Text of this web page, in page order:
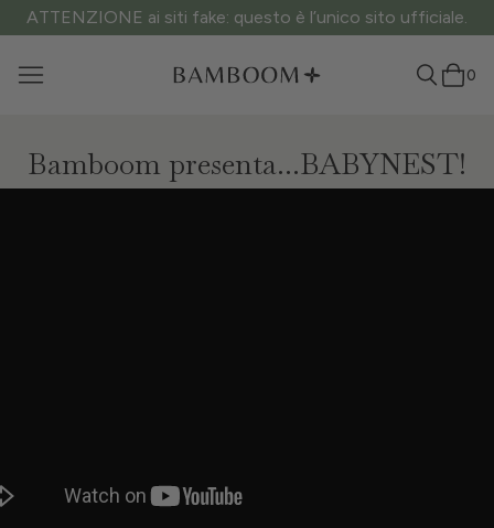
ATTENZIONE ai siti fake: questo è l’unico sito ufficiale.
0
Bamboom presenta...BABYNEST!